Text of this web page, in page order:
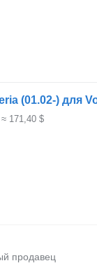
≈ 171,40 $